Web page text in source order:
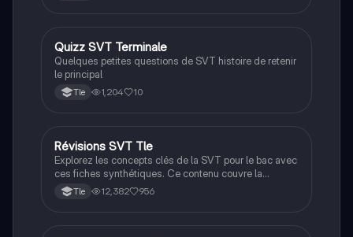
QSVT
Quizz SVT Terminale
Quelques petites questions de SVT histoire de retenir
le principal
Tle 1,204 10
SVT
Révisions SVT Tle
Explorez les concepts clés de la SVT pour le bac avec
ces fiches synthétiques. Ce contenu couvre la
génétique, la reproduction, le système nerveux, la
photosynthèse, et bien plus encore. Idéal pour une
Tle 12,382 956